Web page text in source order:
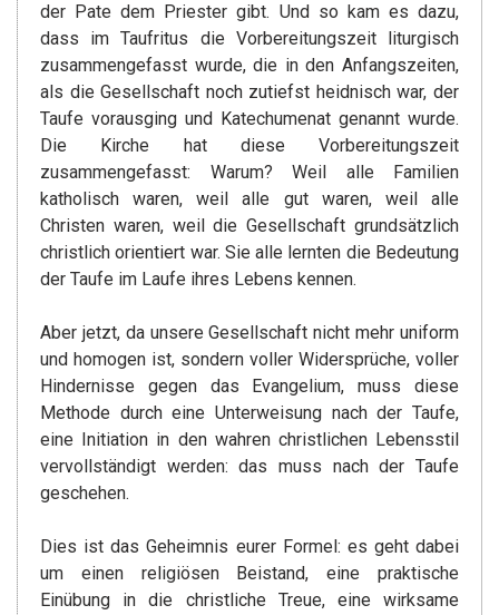
der Pate dem Priester gibt. Und so kam es dazu,
dass im Taufritus die Vorbereitungszeit liturgisch
zusammengefasst wurde, die in den Anfangszeiten,
als die Gesellschaft noch zutiefst heidnisch war, der
Taufe vorausging und Katechumenat genannt wurde.
Die Kirche hat diese Vorbereitungszeit
zusammengefasst: Warum? Weil alle Familien
katholisch waren, weil alle gut waren, weil alle
Christen waren, weil die Gesellschaft grundsätzlich
christlich orientiert war. Sie alle lernten die Bedeutung
der Taufe im Laufe ihres Lebens kennen.
Aber jetzt, da unsere Gesellschaft nicht mehr uniform
und homogen ist, sondern voller Widersprüche, voller
Hindernisse gegen das Evangelium, muss diese
Methode durch eine Unterweisung nach der Taufe,
eine Initiation in den wahren christlichen Lebensstil
vervollständigt werden: das muss nach der Taufe
geschehen.
Dies ist das Geheimnis eurer Formel: es geht dabei
um einen religiösen Beistand, eine praktische
Einübung in die christliche Treue, eine wirksame